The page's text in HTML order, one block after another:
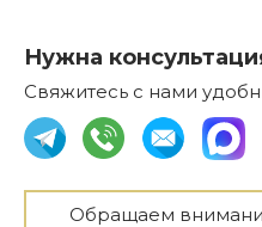
Нужна
Свяжитесь с нами
Обращаем